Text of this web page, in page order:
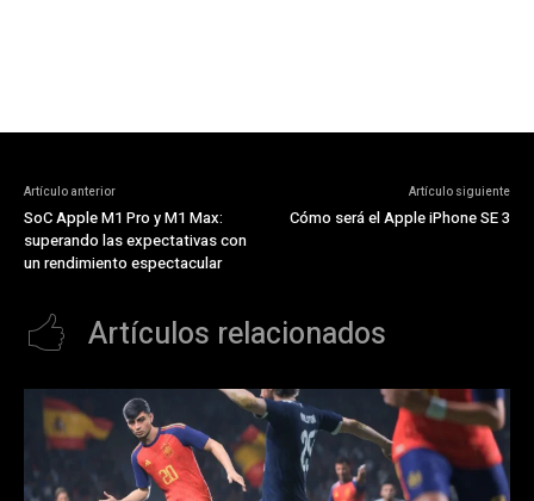
Artículo anterior
SoC Apple M1 Pro y M1 Max:
superando las expectativas con
un rendimiento espectacular
Artículo siguiente
Cómo será el Apple iPhone SE 3
Artículos relacionados